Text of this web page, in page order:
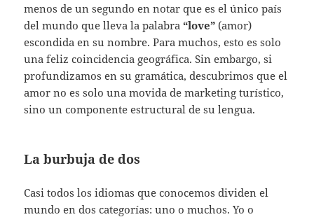
menos de un segundo en notar que es el único país
del mundo que lleva la palabra“love” (amor)
escondida en su nombre. Para muchos, esto es solo
una feliz coincidencia geográfica. Sin embargo, si
profundizamos en su gramática, descubrimos que el
amor no es solo una movida de marketing turístico,
sino un componente estructural de su lengua.
La burbuja de dos
Casi todos los idiomas que conocemos dividen el
mundo en dos categorías: uno o muchos. Yo o